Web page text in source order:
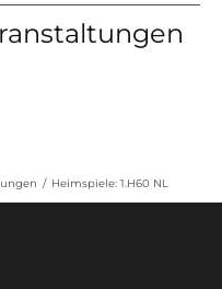
/ Heimspiele: 1.H60 NL